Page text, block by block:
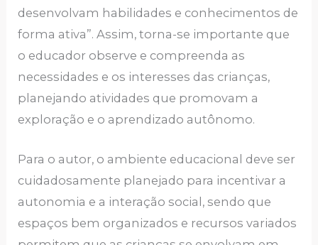
desenvolvam habilidades e conhecimentos de
forma ativa”. Assim, torna-se importante que
o educador observe e compreenda as
necessidades e os interesses das crianças,
planejando atividades que promovam a
exploração e o aprendizado autônomo.
Para o autor, o ambiente educacional deve ser
cuidadosamente planejado para incentivar a
autonomia e a interação social, sendo que
espaços bem organizados e recursos variados